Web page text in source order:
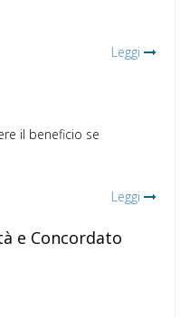
Leggi
il beneficio se
Leggi
e Concordato